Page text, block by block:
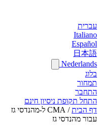
עברית
Italiano
Español
日本語
Nederlands
בלוג
תמחור
התחבר
התחל תקופת ניסיון חינם
דף הבית / CMA ל-מהנדסי גז
עבור מהנדסי גז